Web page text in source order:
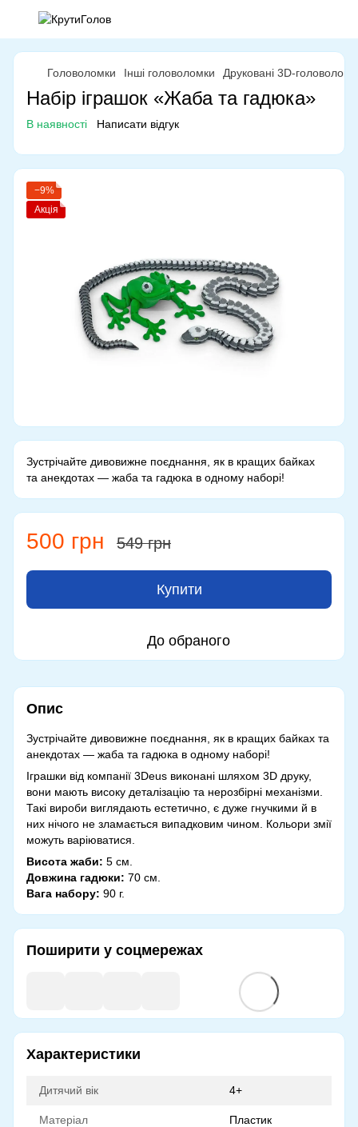
Головоломки Інші головоломки Друковані 3D-
Набір іграшок «Жаба та гадюка»
В наявності Написати відгук
−9%
Акція
Зустрічайте дивовижне поєднання, як в кращих байках
та анекдотах — жаба та гадюка в одному наборі!
500 грн 549 грн
Купити
До обраного
Опис
Зустрічайте дивовижне поєднання, як в кращих байках та
анекдотах — жаба та гадюка в одному наборі!
Іграшки від компанії 3Deus виконані шляхом 3D друку,
вони мають високу деталізацію та нерозбірні механізми.
Такі вироби виглядають естетично, є дуже гнучкими й в
них нічого не зламається випадковим чином. Кольори змії
можуть варіюватися.
Висота жаби: 5 см.
Довжина гадюки: 70 см.
Вага набору: 90 г.
Поширити у соцмережах
Характеристики
Дитячий вік 4+
Матеріал Пластик